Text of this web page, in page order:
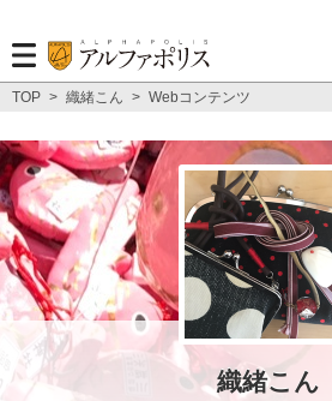
TOP > 織緒こん > Webコンテンツ
織緒こん